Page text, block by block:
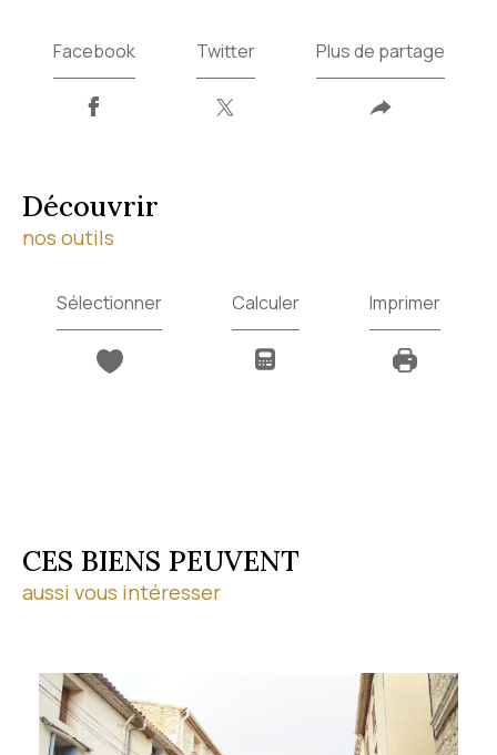
Facebook Twitter Plus de partage
découvrir
nos outils
Sélectionner Calculer Imprimer
CES BIENS PEUVENT
aussi vous intéresser